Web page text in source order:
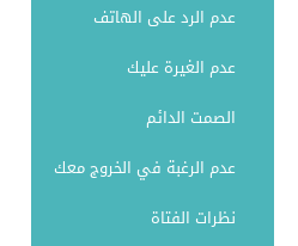
عدم الرد على الهاتف
عدم الغيرة عليك
الصمت الدائم
عدم الرغبة في الخروج معك
نظرات الفتاة